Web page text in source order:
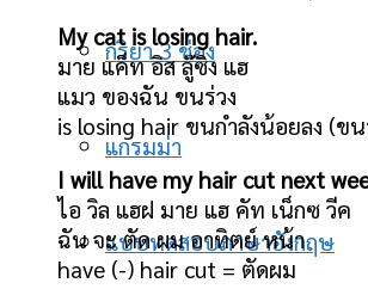
กริยา 3 ช่อง
แกรมม่า
แบบทดสอบภาษาอังกฤษ
My cat is losing hair.
มาย แค็ท อิส ลู๊ซิง แฮ
แมว ของฉัน ขนร่วง
is losing hair ขนกำลังน้อยลง (ขน
I will have my hair cut next
ไอ วิล แฮฝ มาย แฮ คัท เน็กซ วีค
ฉัน จะ ตัด ผม อาทิตย์ หน้า
have (-) hair cut = ตัดผม